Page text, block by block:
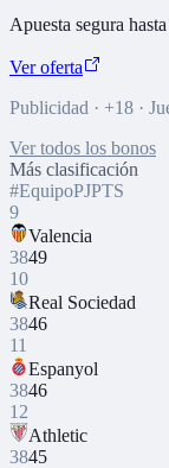
Apuesta segura
Ver oferta
Publicidad · +18 ·
Ver todos los bonos
Más clasificación
#EquipoPJPTS
9
Valencia
3849
10
Real Sociedad
3846
11
Espanyol
3846
12
Athletic
3845